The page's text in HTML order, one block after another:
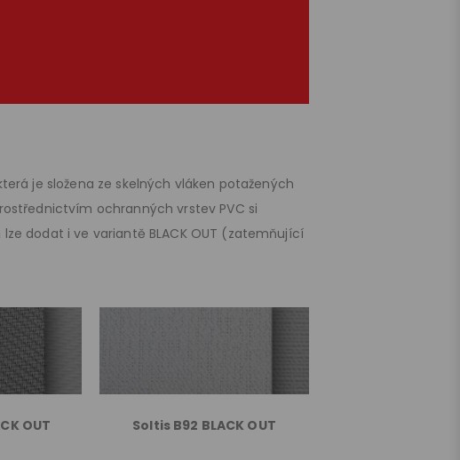
je složena ze skelných vláken potažených
ochranných vrstev PVC si
dodat i ve variantě BLACK OUT (zatemňující
OUT Soltis B92 BLACK OUT